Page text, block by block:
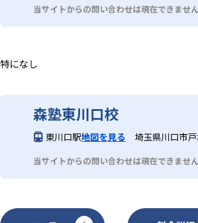
が、教室によっては持ち込みのパソコ
当サイトからの問い合わせは現在できませ
特になし
森塾東川口校
東川口駅地図を見る 埼玉県川口市
当サイトからの問い合わせは現在できませ